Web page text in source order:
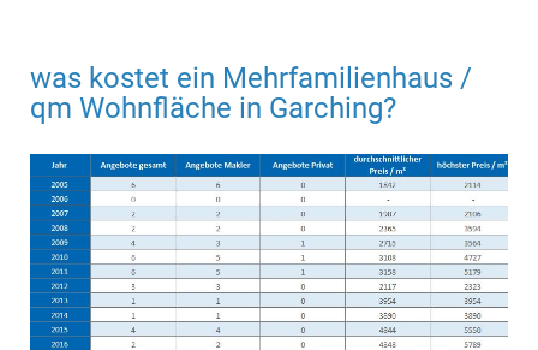
was kostet ein Mehrfamilienhaus /
qm Wohnfläche in Garching?